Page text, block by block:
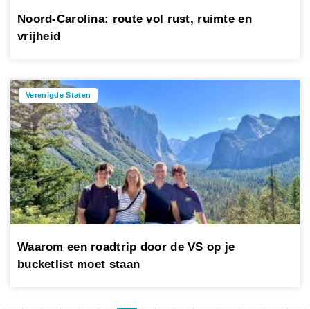
Noord-Carolina: route vol rust, ruimte en
vrijheid
Verenigde Staten
Waarom een roadtrip door de VS op je
bucketlist moet staan